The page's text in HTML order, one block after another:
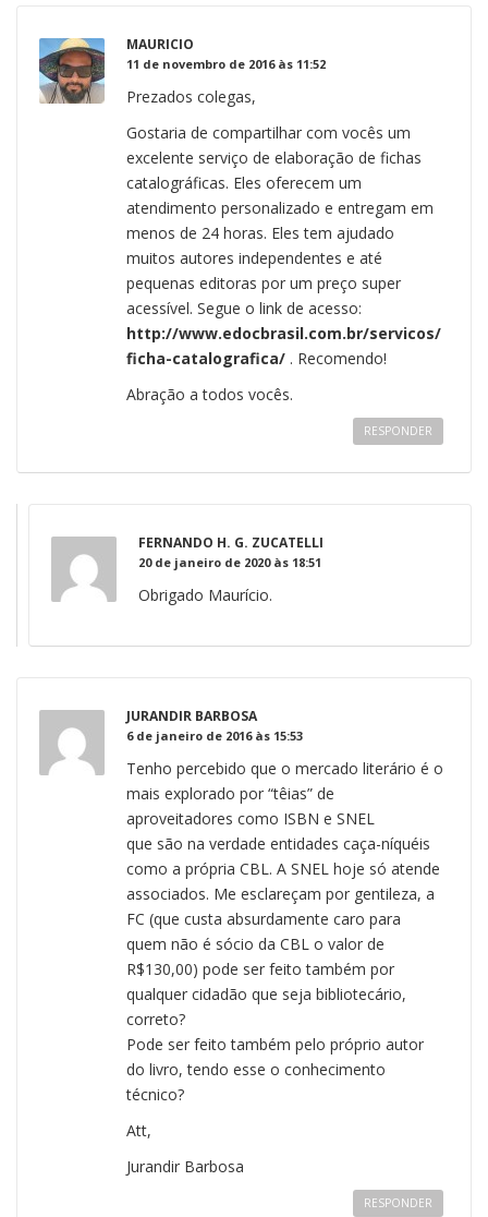
MAURICIO
11 de novembro de 2016 às 11:52
Prezados colegas,
Gostaria de compartilhar com vocês um
excelente serviço de elaboração de fichas
catalográficas. Eles oferecem um
atendimento personalizado e entregam em
menos de 24 horas. Eles tem ajudado
muitos autores independentes e até
pequenas editoras por um preço super
acessível. Segue o link de acesso:
http://www.edocbrasil.com.br/servicos/
ficha-catalografica/ . Recomendo!
Abração a todos vocês.
RESPONDER
FERNANDO H. G. ZUCATELLI
20 de janeiro de 2020 às 18:51
Obrigado Maurício.
JURANDIR BARBOSA
6 de janeiro de 2016 às 15:53
Tenho percebido que o mercado literário é o
mais explorado por “têias” de
aproveitadores como ISBN e SNEL
que são na verdade entidades caça-níquéis
como a própria CBL. A SNEL hoje só atende
associados. Me esclareçam por gentileza, a
FC (que custa absurdamente caro para
quem não é sócio da CBL o valor de
R$130,00) pode ser feito também por
qualquer cidadão que seja bibliotecário,
correto?
Pode ser feito também pelo próprio autor
do livro, tendo esse o conhecimento
técnico?
Att,
Jurandir Barbosa
RESPONDER